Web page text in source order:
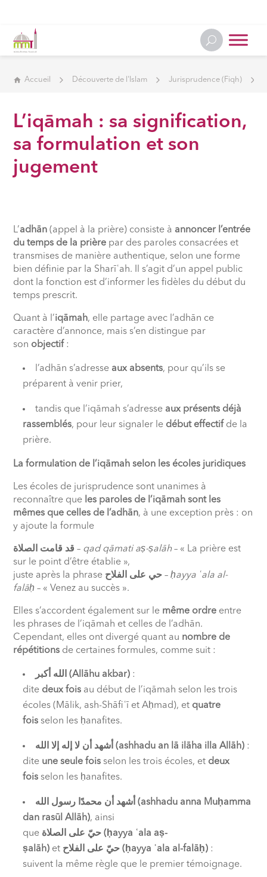
Accueil Découverte de l'Islam Jurisprudence (Fiqh)
L’iqāmah : sa signification,
sa formulation et son
jugement
L’adhān (appel à la prière) consiste à annoncer l’entrée
du temps de la prière par des paroles consacrées et
transmises de manière authentique, selon une forme
bien définie par la Sharīʿah. Il s’agit d’un appel public
dont la fonction est d’informer les fidèles du début du
temps prescrit.
Quant à l’iqāmah, elle partage avec l’adhān ce
caractère d’annonce, mais s’en distingue par
son objectif:
l’adhān s’adresse aux absents, pour qu’ils se
préparent à venir prier,
tandis que l’iqāmah s’adresse aux présents déjà
rassemblés, pour leur signaler le début effectifde la
prière.
La formulation de l’iqāmah selon les écoles juridiques
Les écoles de jurisprudence sont unanimes à
reconnaître que les paroles de l’iqāmah sont les
mêmes que celles de l’adhān, à une exception près : on
y ajoute la formule
قد قامت الصلاة – qad qāmati aṣ-ṣalāh– « La prière est
sur le point d’être établie »,
juste après la phrase
حي على الفلاح –ḥayya ʿala al-
falāḥ – « Venez au succès ».
Elles s’accordent également sur le même ordre entre
les phrases de l’iqāmah et celles de l’adhān.
Cependant, elles ont divergé quant au nombre de
répétitions de certaines formules, comme suit :
الله أكبر (Allāhu akbar) :
dite deux fois au début de l’iqāmah selon les trois
écoles (Mālik, ash-Shāfiʿī et Aḥmad), et quatre
fois selon les ḥanafites.
أشهد أن لا إله إلا الله (ashhadu an lā ilāha illa Allāh) :
dite une seule fois selon les trois écoles, et deux
fois selon les ḥanafites.
أشهد أن محمدًا رسول الله
(ashhadu anna Muḥamma
dan rasūl Allāh), ainsi
que
حيّ على الصلاة
(ḥayya ʿala aṣ-
ṣalāh) et حيّ على الفلاح (ḥayya ʿala al-falāḥ) :
suivent la même règle que le premier témoignage.